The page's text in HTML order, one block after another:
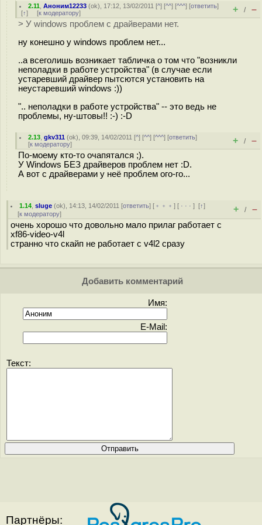
2.11 ,Аноним12233 (ok), 17:12, 13/02/2011 [^] [^^] [^^^] [ответить]
[↑] [к модератору] + / –
> У windows проблем с драйверами нет.
ну конешно у windows проблем нет...
..а всеголишь возникает табличка о том что "возникли
неполадки в работе устройства" (в случае если
устаревший драйвер пытсются установить на
неустаревший windows :))
".. неполадки в работе устройства" -- это ведь не
проблемы, ну-штовы!! :-) :-D
2.13 ,gkv311 (ok), 09:39, 14/02/2011 [^] [^^] [^^^] [ответить]
[к модератору] + / –
По-моему кто-то очапятался ;).
У Windows БЕЗ драйверов проблем нет :D.
А вот с драйверами у неё проблем ого-го...
1.14 ,sluge (ok), 14:13, 14/02/2011 [ответить] [ ﹢﹢﹢] [ · · ·][↑]
[к модератору] + / –
очень хорошо что довольно мало прилаг работает с
xf86-video-v4l
странно что скайп не работает с v4l2 сразу
Добавить комментарий
Имя:
E-Mail:
Текст:
Партнёры: